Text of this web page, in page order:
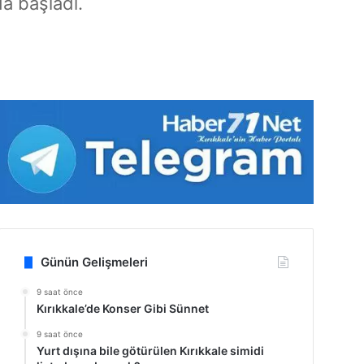
Günün Gelişmeleri
9 saat önce
Kırıkkale’de Konser Gibi Sünnet
9 saat önce
Yurt dışına bile götürülen Kırıkkale simidi